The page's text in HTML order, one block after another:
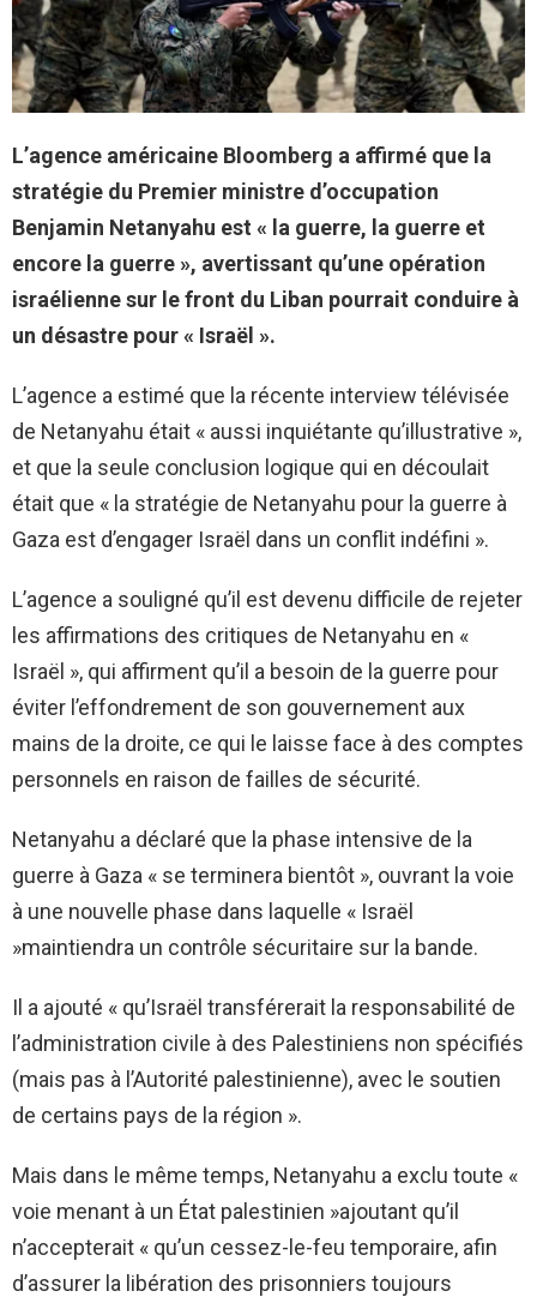
L’agence américaine Bloomberg a affirmé que la
stratégie du Premier ministre d’occupation
Benjamin Netanyahu est « la guerre, la guerre et
encore la guerre », avertissant qu’une opération
israélienne sur le front du Liban pourrait conduire à
un désastre pour « Israël ».
L’agence a estimé que la récente interview télévisée
de Netanyahu était « aussi inquiétante qu’illustrative »,
et que la seule conclusion logique qui en découlait
était que « la stratégie de Netanyahu pour la guerre à
Gaza est d’engager Israël dans un conflit indéfini ».
L’agence a souligné qu’il est devenu difficile de rejeter
les affirmations des critiques de Netanyahu en «
Israël », qui affirment qu’il a besoin de la guerre pour
éviter l’effondrement de son gouvernement aux
mains de la droite, ce qui le laisse face à des comptes
personnels en raison de failles de sécurité.
Netanyahu a déclaré que la phase intensive de la
guerre à Gaza « se terminera bientôt », ouvrant la voie
à une nouvelle phase dans laquelle « Israël
»maintiendra un contrôle sécuritaire sur la bande.
Il a ajouté « qu’Israël transférerait la responsabilité de
l’administration civile à des Palestiniens non spécifiés
(mais pas à l’Autorité palestinienne), avec le soutien
de certains pays de la région ».
Mais dans le même temps, Netanyahu a exclu toute «
voie menant à un État palestinien »ajoutant qu’il
n’accepterait « qu’un cessez-le-feu temporaire, afin
d’assurer la libération des prisonniers toujours